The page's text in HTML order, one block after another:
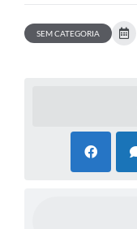
SEM CATEGORIA